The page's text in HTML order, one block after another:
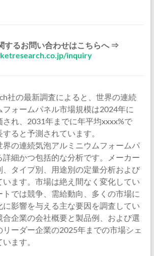
するお問い合わせはこちらへ ⇒
inquiry
社の最新調査によると、世界の連続
ォームパネル市場規模は2024年に
れ、2031年までに年平均xxxx%で
ると予測されています。
の連続気泡アルミニウムフォームパ
詳細かつ包括的な分析です。メーカー
、タイプ別、用途別の定量分析および
います。市場は絶え間なく変化してい
トでは競争、需給動向、多くの市場に
に影響を与える主な要因を調査してい
合企業の会社概要と製品例、および選
ーダー企業の2025年までの市場シェ
ます。